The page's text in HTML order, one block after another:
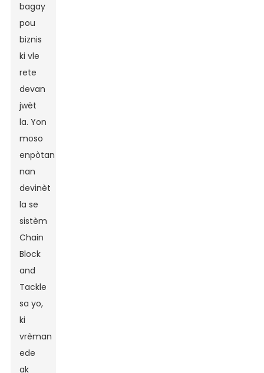
bagay
pou
biznis
ki vle
rete
devan
jwèt
la. Yon
moso
enpòtan
nan
devinèt
la se
sistèm
Chain
Block
and
Tackle
sa yo,
ki
vrèman
ede
ak